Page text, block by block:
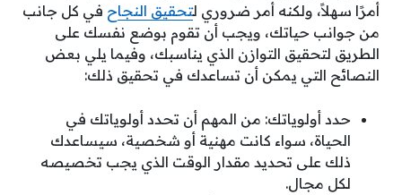
أمرًا سهلاً، ولكنه أمر ضروري لتحقيق النجاح في كل جانب
من جوانب حياتك، ويجب أن تقوم بوضع نفسك على
الطريق لتحقيق التوازن الذي يناسبك، وفيما يلي بعض
النصائح التي يمكن أن تساعدك في تحقيق ذلك:
حدد أولوياتك: من المهم أن تحدد أولوياتك في
الحياة، سواء كانت مهنية أو شخصية، سيساعدك
ذلك على تحديد مقدار الوقت الذي يجب تخصيصه
لكل مجال.